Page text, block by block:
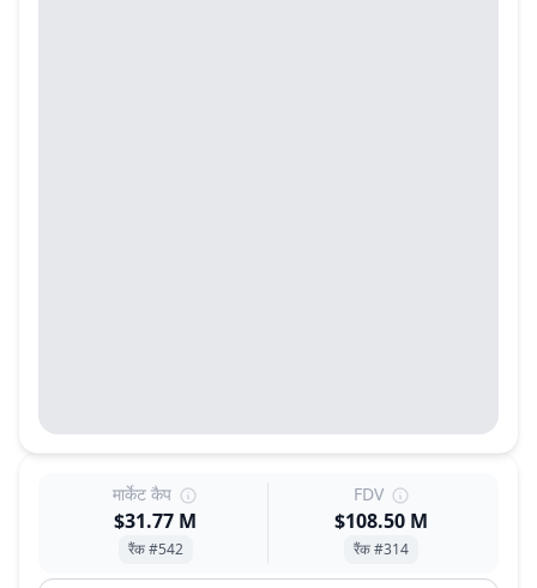
मार्केट कैप
$31.77 M
रैंक #542
FDV
$108.50 M
रैंक #314